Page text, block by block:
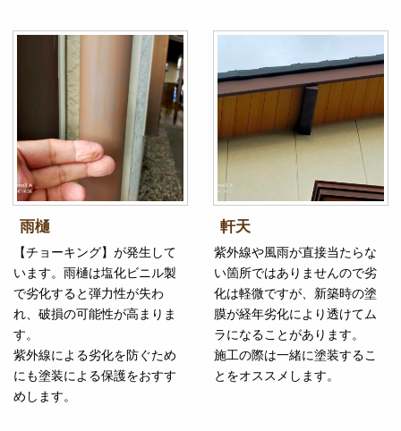
雨樋
【チョーキング】が発生して
います。雨樋は塩化ビニル製
で劣化すると弾力性が失わ
れ、破損の可能性が高まりま
す。
紫外線による劣化を防ぐため
にも塗装による保護をおすす
めします。
軒天
紫外線や風雨が直接当たらな
い箇所ではありませんので劣
化は軽微ですが、新築時の塗
膜が経年劣化により透けてム
ラになることがあります。
施工の際は一緒に塗装するこ
とをオススメします。